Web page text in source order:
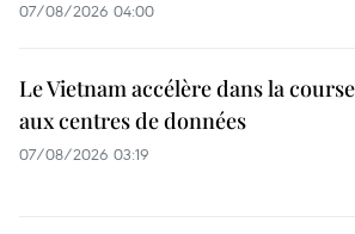
07/08/2026 04:00
Le Vietnam accélère dans la course
aux centres de données
07/08/2026 03:19